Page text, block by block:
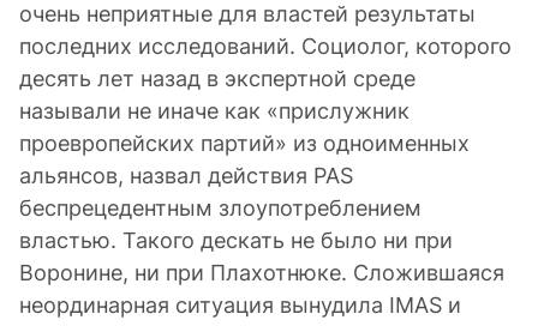
очень неприятные для властей результаты
последних исследований. Социолог, которого
десять лет назад в экспертной среде
называли не иначе как «прислужник
проевропейских партий» из одноименных
альянсов, назвал действия PAS
беспрецедентным злоупотреблением
властью. Такого дескать не было ни при
Воронине, ни при Плахотнюке. Сложившаяся
неординарная ситуация вынудила IMAS и